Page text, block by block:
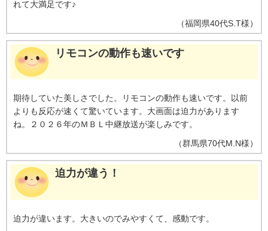
れて大満足です♪
（福岡県40代S.T様）
リモコンの動作も速いです
期待していた美しさでした。リモコンの動作も速いです。以前
よりも反応が速くて驚いています。大画面は迫力があります
ね。２０２６年のＭＢＬ中継放送が楽しみです。
（群馬県70代M.N様）
迫力が違う！
迫力が違います。大きいのでみやすくて、感動です。